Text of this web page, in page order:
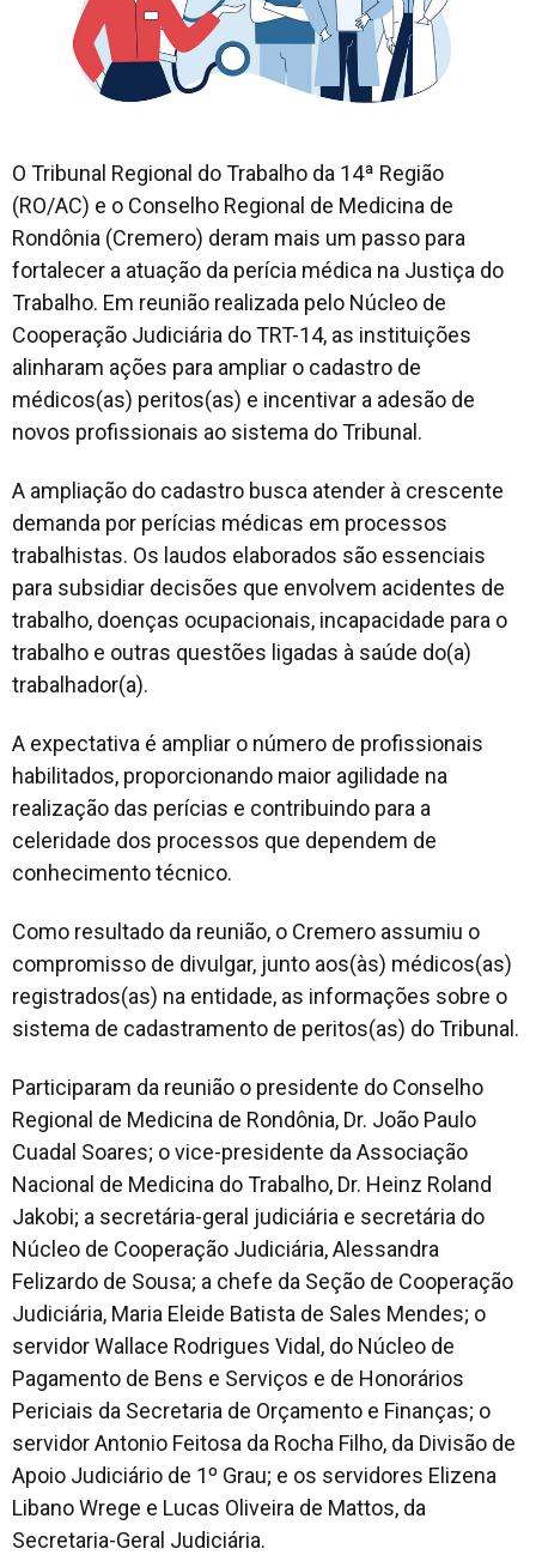
O Tribunal Regional do Trabalho da 14ª Região
(RO/AC) e o Conselho Regional de Medicina de
Rondônia (Cremero) deram mais um passo para
fortalecer a atuação da perícia médica na Justiça do
Trabalho. Em reunião realizada pelo Núcleo de
Cooperação Judiciária do TRT-14, as instituições
alinharam ações para ampliar o cadastro de
médicos(as) peritos(as) e incentivar a adesão de
novos profissionais ao sistema do Tribunal.
A ampliação do cadastro busca atender à crescente
demanda por perícias médicas em processos
trabalhistas. Os laudos elaborados são essenciais
para subsidiar decisões que envolvem acidentes de
trabalho, doenças ocupacionais, incapacidade para o
trabalho e outras questões ligadas à saúde do(a)
trabalhador(a).
A expectativa é ampliar o número de profissionais
habilitados, proporcionando maior agilidade na
realização das perícias e contribuindo para a
celeridade dos processos que dependem de
conhecimento técnico.
Como resultado da reunião, o Cremero assumiu o
compromisso de divulgar, junto aos(às) médicos(as)
registrados(as) na entidade, as informações sobre o
sistema de cadastramento de peritos(as) do Tribunal.
Participaram da reunião o presidente do Conselho
Regional de Medicina de Rondônia, Dr. João Paulo
Cuadal Soares; o vice-presidente da Associação
Nacional de Medicina do Trabalho, Dr. Heinz Roland
Jakobi; a secretária-geral judiciária e secretária do
Núcleo de Cooperação Judiciária, Alessandra
Felizardo de Sousa; a chefe da Seção de Cooperação
Judiciária, Maria Eleide Batista de Sales Mendes; o
servidor Wallace Rodrigues Vidal, do Núcleo de
Pagamento de Bens e Serviços e de Honorários
Periciais da Secretaria de Orçamento e Finanças; o
servidor Antonio Feitosa da Rocha Filho, da Divisão de
Apoio Judiciário de 1º Grau; e os servidores Elizena
Libano Wrege e Lucas Oliveira de Mattos, da
Secretaria-Geral Judiciária.